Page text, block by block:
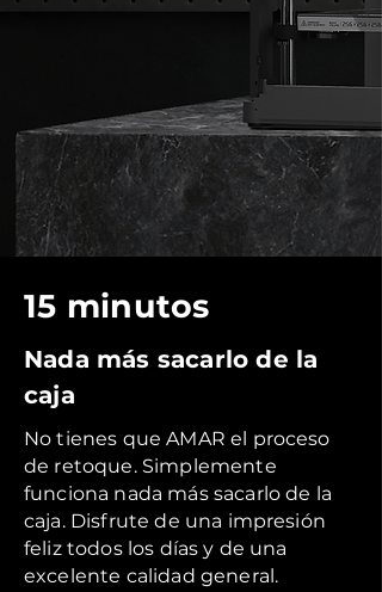
15 minutos
Nada más sacarlo de la
caja
No tienes que AMAR el proceso
de retoque. Simplemente
funciona nada más sacarlo de la
caja. Disfrute de una impresión
feliz todos los días y de una
excelente calidad general.